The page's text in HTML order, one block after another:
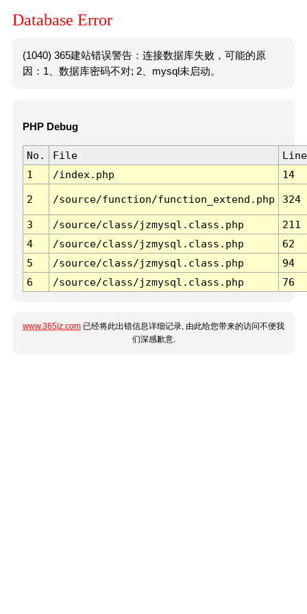
Database Error
(1040) 365建站错误警告：连接数据库失败，可能的原
因：1、数据库密码不对; 2、mysql未启动。
PHP Debug
No. File
Line
1
/index.php 14
2 /source/function/function_extend.php 324
3 /source/class/jzmysql.class.php
211
4
/source/class/jzmysql.class.php
62
5
/source/class/jzmysql.class.php
94
6
/source/class/jzmysql.class.php 76
www.365jz.com 已经将此出错信息详细记录, 由此给您带来的访问不便我
们深感歉意.